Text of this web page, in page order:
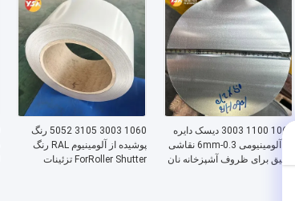
1060 3003 3105 5052 رنگ
پوشیده از آلومینیوم RAL رنگ
ForRoller Shutter تزئینات
1060 1100 3003 دیسک دایره
ای آلومینیومی 0.3-6mm نقاشی
عمیق برای ظروف آشپزخانه نان